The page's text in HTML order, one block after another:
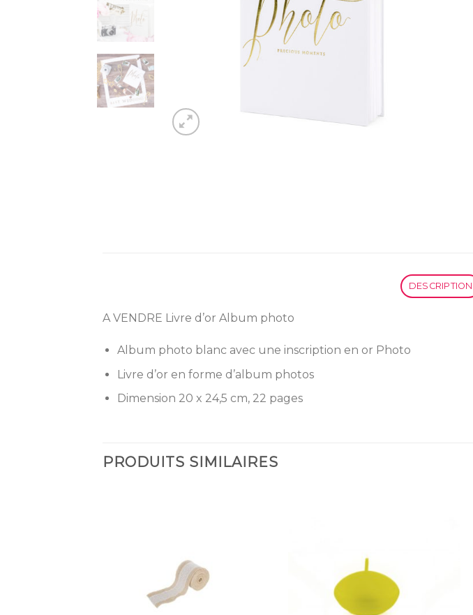
DESCRIPTION
A VENDRE Livre d’or Album photo
Album photo blanc avec une inscription en or Photo
Livre d’or en forme d’album photos
Dimension 20 x 24,5 cm, 22 pages
PRODUITS SIMILAIRES